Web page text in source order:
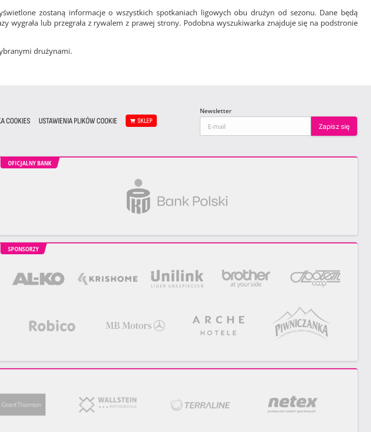
zostaną informacje o wszystkich spotkaniach ligowych obu drużyn od sezonu. Dane będą
lub przegrała z rywalem z prawej strony. Podobna wyszukiwarka znajduje się na podstronie
drużynami.
COOKIES USTAWIENIA PLIKÓW COOKIE SKLEP
Newsletter
OFICJALNY BANK
SPONSORZY